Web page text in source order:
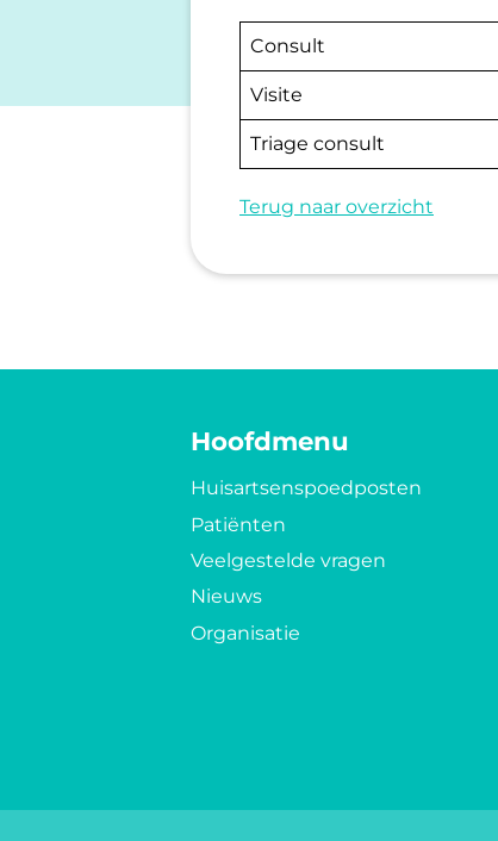
Consult
Visite
Triage consult
Terug naar overzicht
Hoofdmenu
Huisartsenspoedposten
Patiënten
Veelgestelde vragen
Nieuws
Organisatie